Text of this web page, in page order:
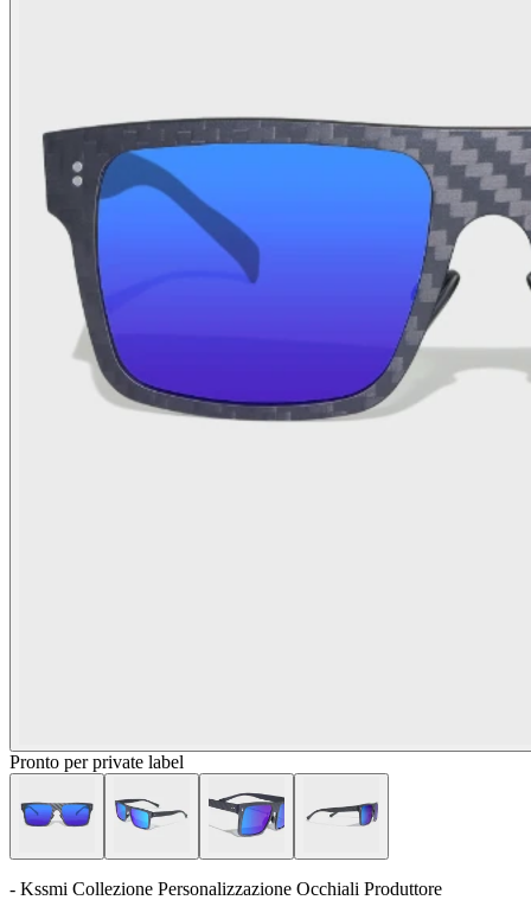
Pronto per private label
- Kssmi Collezione Personalizzazione Occhiali Produttore